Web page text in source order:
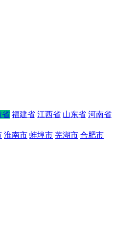
省 福建省 江西省 山东省 河南省
淮南市 蚌埠市 芜湖市 合肥市